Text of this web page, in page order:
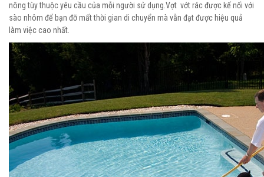
nông tùy thuộc yêu cầu của mỗi người sử dụng.Vợt vớt rác được kế nối với
sào nhôm để bạn đỡ mất thời gian di chuyển mà vẫn đạt được hiệu quả
làm việc cao nhất.